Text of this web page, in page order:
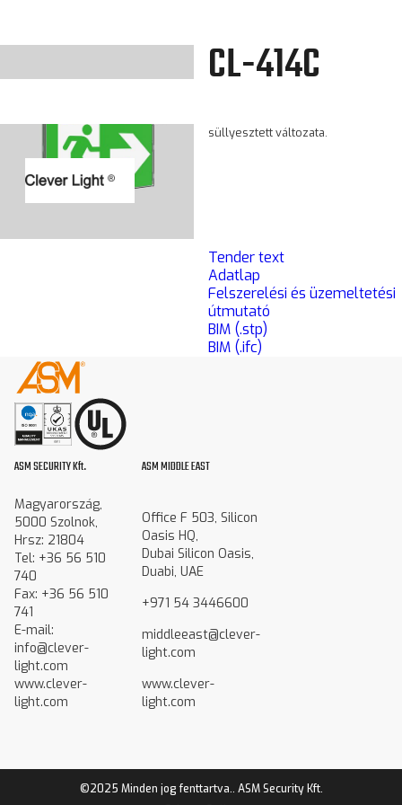
CL-414C
süllyesztett változata.
Tender text
Adatlap
Felszerelési és üzemeltetési
útmutató
BIM (.stp)
BIM (.ifc)
ASM SECURITY Kft.
Magyarország,
5000 Szolnok,
Hrsz: 21804
Tel: +36 56 510
740
Fax: +36 56 510
741
E-mail:
info@clever-
light.com
www.clever-
light.com
ASM MIDDLE EAST
Office F 503, Silicon
Oasis HQ,
Dubai Silicon Oasis,
Duabi, UAE
+971 54 3446600
middleeast@clever-
light.com
www.clever-
light.com
©2025 Minden jog fenttartva.. ASM Security Kft.